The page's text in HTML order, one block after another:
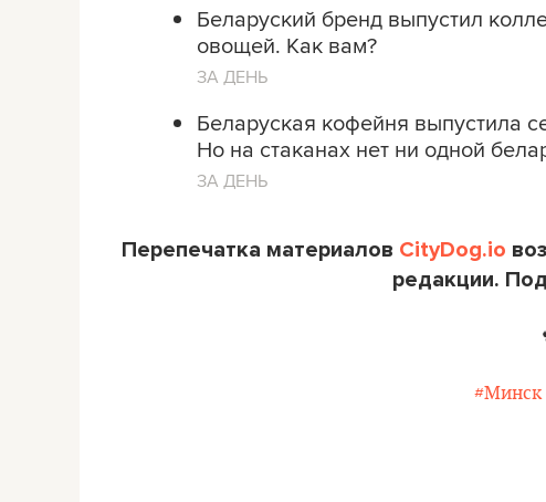
Беларуский бренд выпустил
овощей. Как вам?
ЗА ДЕНЬ
Беларуская кофейня выпустила
Но на стаканах нет ни одной
ЗА ДЕНЬ
Перепечатка материалов CityDog.io
редакции.
#Минск